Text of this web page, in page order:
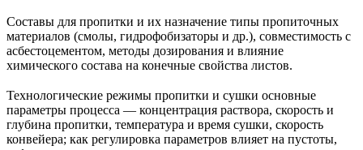
Составы для пропитки и их назначение типы пропиточных
материалов (смолы, гидрофобизаторы и др.), совместимость с
асбестоцементом, методы дозирования и влияние
химического состава на конечные свойства листов.
Технологические режимы пропитки и сушки основные
параметры процесса — концентрация раствора, скорость и
глубина пропитки, температура и время сушки, скорость
конвейера; как регулировка параметров влияет на пустоты,